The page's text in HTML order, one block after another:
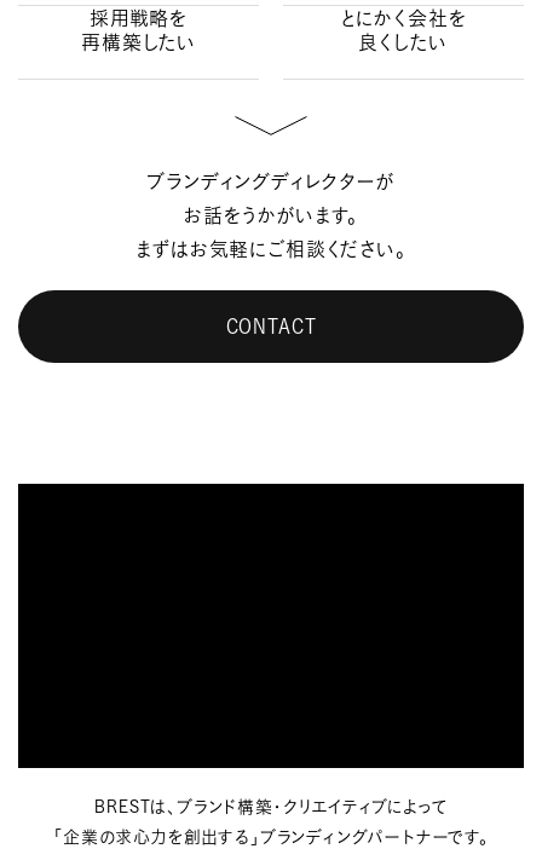
採用戦略を
再構築したい
とにかく会社を
良くしたい
ブランディングディレクターが
お話をうかがいます。
まずはお気軽にご相談ください。
CONTACT
BRESTは、ブランド構築・クリエイティブによって
「企業の求心力を創出する」ブランディングパートナーです。